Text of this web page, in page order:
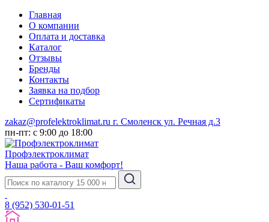
Главная
О компании
Оплата и доставка
Каталог
Отзывы
Бренды
Контакты
Заявка на подбор
Сертификаты
zakaz@profelektroklimat.ru г. Смоленск ул. Речная д.3
пн-пт: с 9:00 до 18:00
Профэлектроклимат
Наша работа - Ваш комфорт!
8 (952) 530-01-51